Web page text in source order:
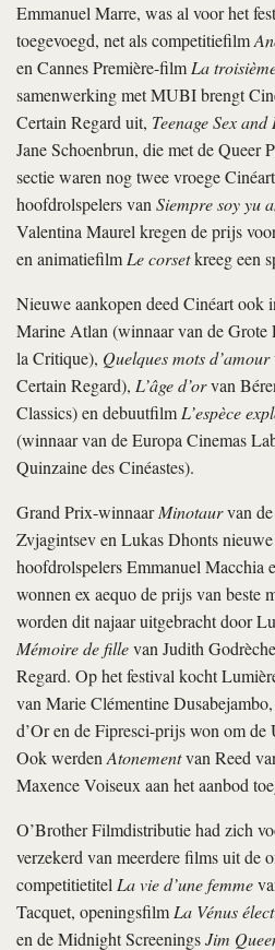
Emmanuel Marre, was al voor het
toegevoegd, net als competitiefilm
en Cannes Première-filmLa
samenwerking met MUBI brengt
Certain Regard uit, Teenage Sex
Jane Schoenbrun, die met de Queer
sectie waren nog twee vroege
hoofdrolspelers vanSiempre soy yu
Valentina Maurel kregen de prijs
en animatiefilmLe corsetkreeg een
Nieuwe aankopen deed Cinéart ook
Marine Atlan (winnaar van de Grote
la Critique), Quelques mots d’amour
Certain Regard), L’âge d’orvan
Classics) en debuutfilmL’espèce
(winnaar van de Europa Cinemas
Quinzaine des Cinéastes).
Grand Prix-winnaarMinotaurvan de
Zvjagintsev en Lukas Dhonts
hoofdrolspelers Emmanuel Macchia
wonnen ex aequo de prijs van beste
worden dit najaar uitgebracht door
Mémoire de fillevan Judith
Regard. Op het festival kocht
van Marie Clémentine
d’Or en de Fipresci-prijs won om de
Ook werdenAtonementvan Reed
Maxence Voiseux aan het aanbod
O’Brother Filmdistributie had zich
verzekerd van meerdere films uit de
competitietitelLa vie d’une femme
Tacquet, openingsfilmLa Vénus
en de Midnight ScreeningsJim